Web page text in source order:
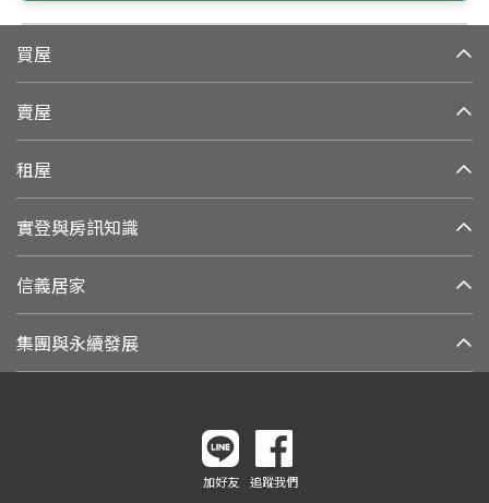
買屋
賣屋
租屋
實登與房訊知識
信義居家
集團與永續發展
加好友 追蹤我們